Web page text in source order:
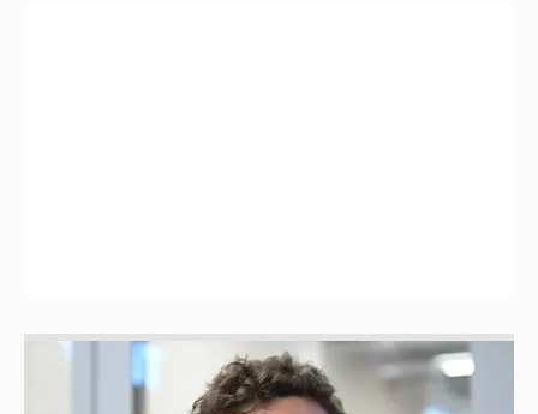
Никита Кологривый высказался насчёт